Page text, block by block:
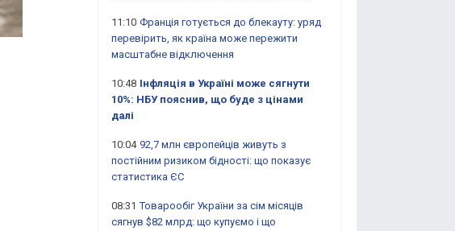
11:10 Франція готується до блекауту: уряд
перевірить, як країна може пережити
масштабне відключення
10:48 Інфляція в Україні може сягнути
10%: НБУ пояснив, що буде з цінами
далі
10:04 92,7 млн європейців живуть з
постійним ризиком бідності: що показує
статистика ЄС
08:31 Товарообіг України за сім місяців
сягнув $82 млрд: що купуємо і що